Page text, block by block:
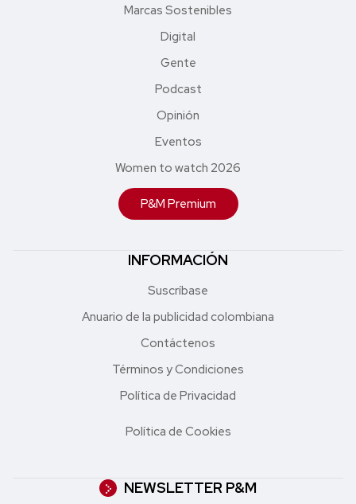
Marcas Sostenibles
Digital
Gente
Podcast
Opinión
Eventos
Women to watch 2026
P&M Premium
INFORMACIÓN
Suscríbase
Anuario de la publicidad colombiana
Contáctenos
Términos y Condiciones
Política de Privacidad
Política de Cookies
NEWSLETTER P&M